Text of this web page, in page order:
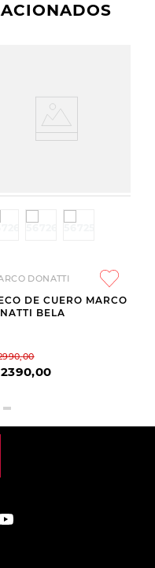
DONATTI
DE CUERO MARCO
BELA
,00
2390,00